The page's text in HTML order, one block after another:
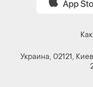
Украина, 02121,